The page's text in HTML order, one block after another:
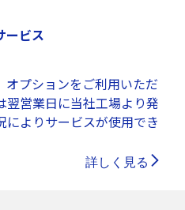
ービス
オプションをご利用いただ
翌営業日に当社工場より発
よりサービスが使用でき
詳しく見る